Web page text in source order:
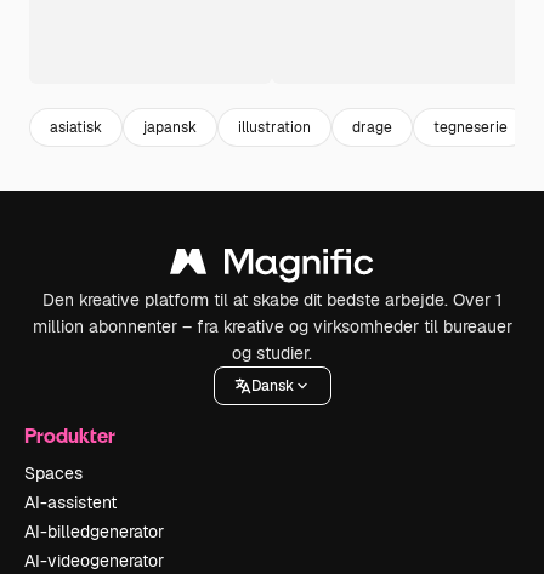
asiatisk japansk illustration drage tegneserie
Den kreative platform til at skabe dit bedste arbejde. Over 1
million abonnenter – fra kreative og virksomheder til bureauer
og studier.
Dansk
Produkter
Spaces
AI-assistent
AI-billedgenerator
AI-videogenerator